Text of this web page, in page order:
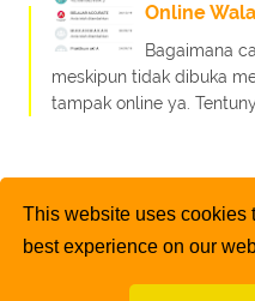
This website uses cookies
best experience on our
Online
Bagaimana
meskipun tidak dibuka
tampak online ya.